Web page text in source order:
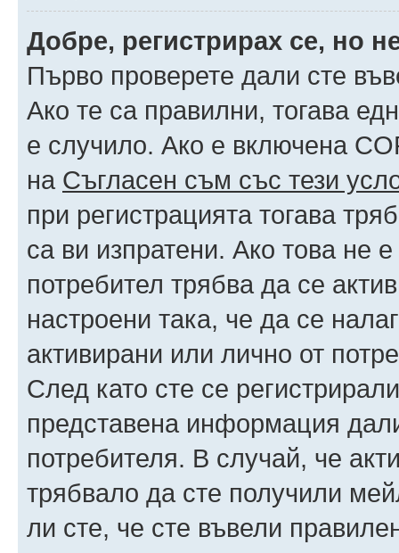
Добре, регистрирах се, но
Първо проверете дали сте
Ако те са правилни, тогава
е случило. Ако е включена
на Съгласен съм със тези
при регистрацията тогава
са ви изпратени. Ако това не
потребител трябва да се
настроени така, че да се
активирани или лично от
След като сте се
представена информация
потребителя. В случай, че
трябвало да сте получили
ли сте, че сте въвели